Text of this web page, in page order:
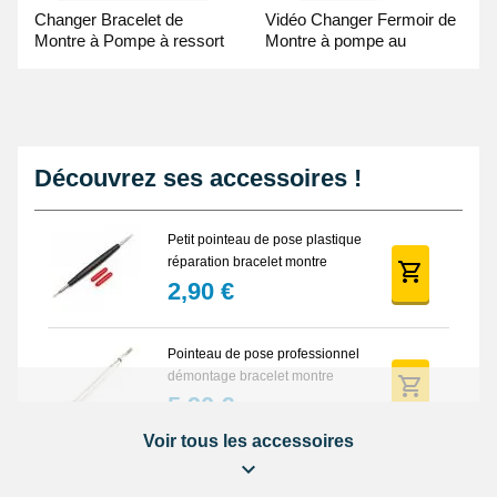
Changer Bracelet de
Montre à Pompe à ressort
Vidéo Changer Fermoir de
Montre à pompe au
Découvrez ses accessoires !
Petit pointeau de pose plastique
réparation bracelet montre
2,90 €
Pointeau de pose professionnel
démontage bracelet montre
5,90 €
Lot Outils Montre 12 pièces +
Voir tous les accessoires